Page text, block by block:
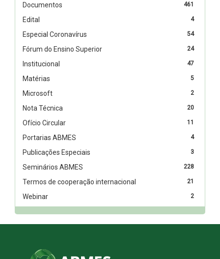
461
Documentos
4
Edital
54
Especial Coronavírus
24
Fórum do Ensino Superior
47
Institucional
5
Matérias
2
Microsoft
20
Nota Técnica
11
Ofício Circular
4
Portarias ABMES
3
Publicações Especiais
228
Seminários ABMES
21
Termos de cooperação internacional
2
Webinar